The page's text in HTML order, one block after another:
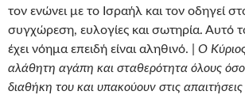
τον ενώνει με το Ισραήλ και τον οδηγεί
συγχώρεση, ευλογίες και σωτηρία. Αυτό
έχει νόημα επειδή είναι αληθινό. | Ο
αλάθητη αγάπη και σταθερότητα όλους
διαθήκη του και υπακούουν στις